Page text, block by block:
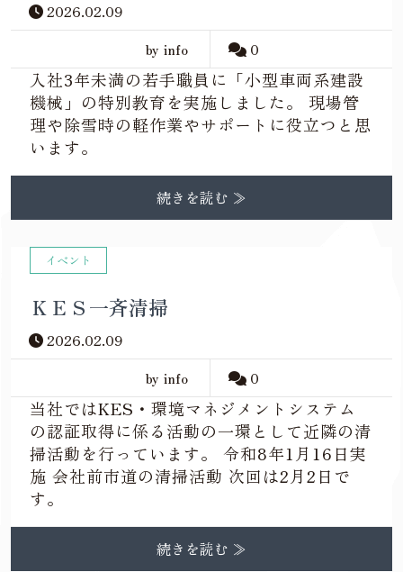
2026.02.09
by info
0
入社3年未満の若手職員に「小型車両系建設
機械」の特別教育を実施しました。 現場管
理や除雪時の軽作業やサポートに役立つと思
います。
続きを読む ≫
イベント
ＫＥＳ一斉清掃
2026.02.09
by info
0
当社ではKES・環境マネジメントシステム
の認証取得に係る活動の一環として近隣の清
掃活動を行っています。 令和8年1月16日実
施 会社前市道の清掃活動 次回は2月2日で
す。
続きを読む ≫